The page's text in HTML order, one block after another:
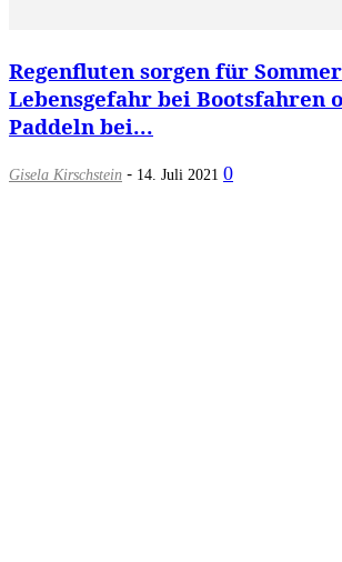
Regenfluten sorgen für
Lebensgefahr bei Bootsfahren
Paddeln bei...
Gisela Kirschstein - 14. Juli 2021 0